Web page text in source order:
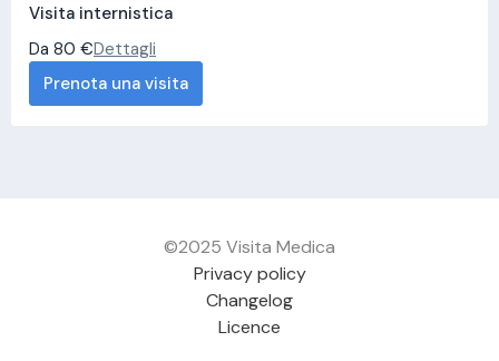
Visita internistica
Da 80 €Dettagli
Prenota una visita
©2025 Visita Medica
Privacy policy
Changelog
Licence